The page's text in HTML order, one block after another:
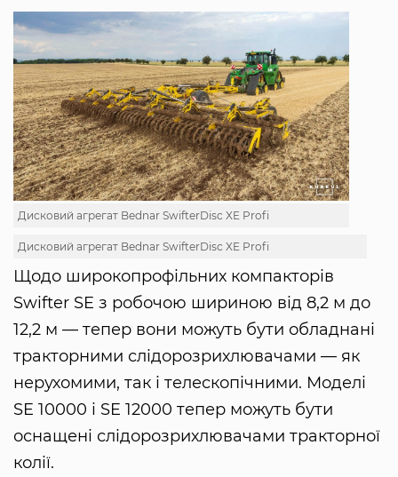
Дисковий агрегат Bednar SwifterDisc XE Profi
Дисковий агрегат Bednar SwifterDisc XE Profi
Щодо широкопрофільних компакторів
Swifter SE з робочою шириною від 8,2 м до
12,2 м — тепер вони можуть бути обладнані
тракторними слідорозрихлювачами — як
нерухомими, так і телескопічними. Моделі
SE 10000 і SE 12000 тепер можуть бути
оснащені слідорозрихлювачами тракторної
колії.